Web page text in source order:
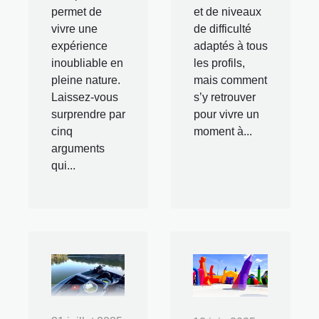
permet de
vivre une
expérience
inoubliable en
pleine nature.
Laissez-vous
surprendre par
cinq
arguments
qui...
et de niveaux
de difficulté
adaptés à tous
les profils,
mais comment
s’y retrouver
pour vivre un
moment à...